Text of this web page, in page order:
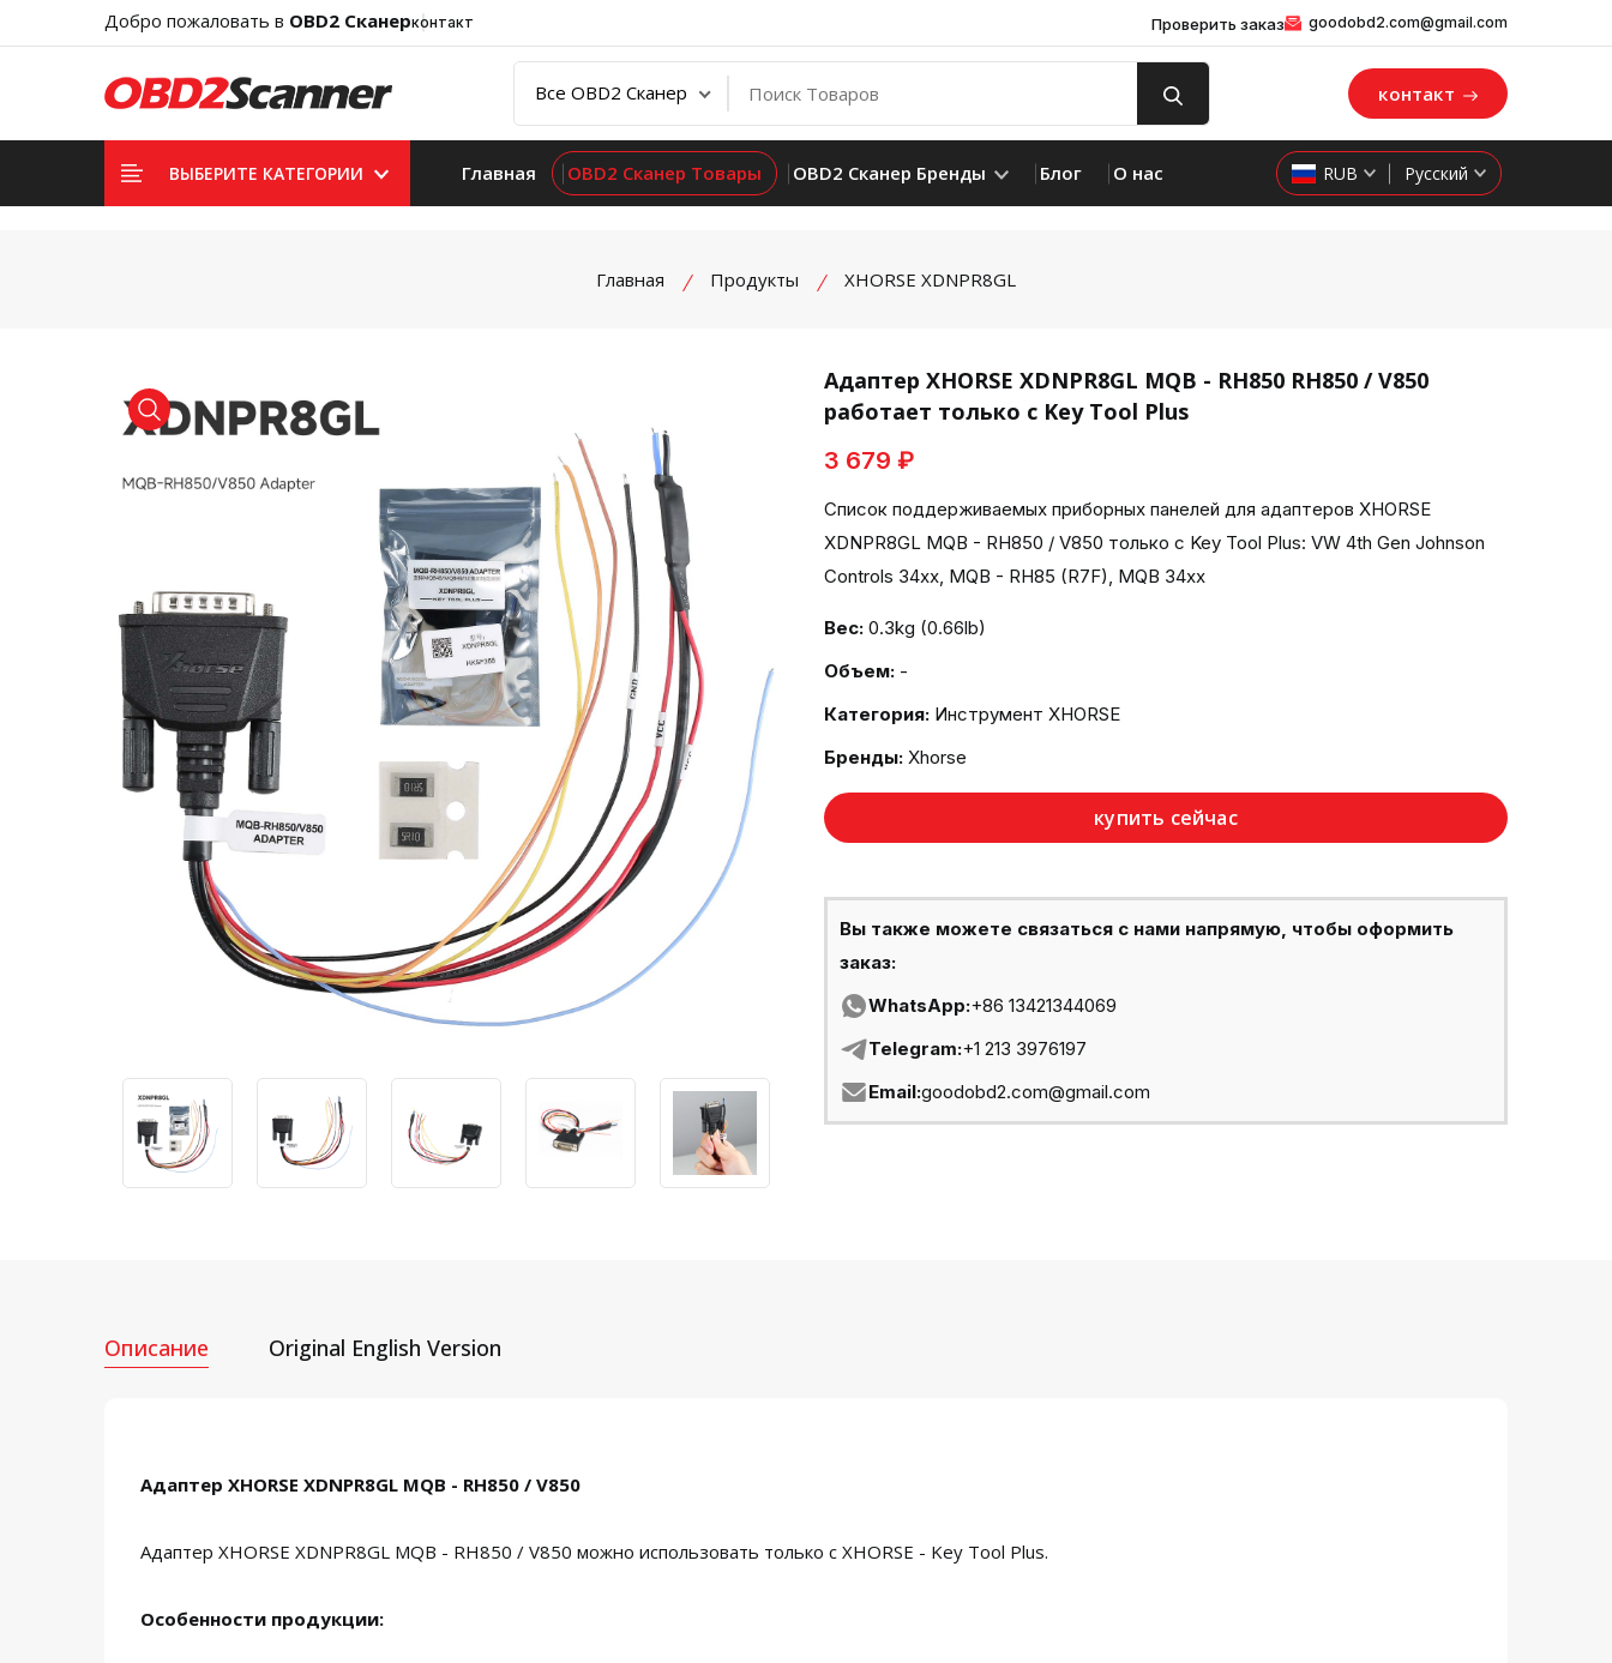
Добро пожаловать в OBD2 Сканерконтакт Проверить заказ goodobd2.com@gmail.com
контакт
ВЫБЕРИТЕ КАТЕГОРИИ Главная OBD2 Сканер Товары OBD2 Сканер Бренды Блог О нас RUB Русский
Главная Продукты XHORSE XDNPR8GL
product view
Адаптер XHORSE XDNPR8GL MQB - RH850 RH850 / V850
работает только с Key Tool Plus
3 679 ₽
Список поддерживаемых приборных панелей для адаптеров XHORSE
XDNPR8GL MQB - RH850 / V850 только с Key Tool Plus: VW 4th Gen Johnson
Controls 34xx, MQB - RH85 (R7F), MQB 34xx
Вес: 0.3kg (0.66lb)
Объем: -
Категория: Инструмент XHORSE
Бренды: Xhorse
купить сейчас
Вы также можете связаться с нами напрямую, чтобы оформить
заказ:
WhatsApp:+86 13421344069
Telegram:+1 213 3976197
Email:goodobd2.com@gmail.com
Описание Original English Version
Адаптер XHORSE XDNPR8GL MQB - RH850 / V850
Адаптер XHORSE XDNPR8GL MQB - RH850 / V850 можно использовать только с XHORSE - Key Tool Plus.
Особенности продукции: